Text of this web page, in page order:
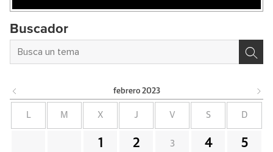
Buscador
febrero 2023
L M X J V S D
1 2 3 4 5